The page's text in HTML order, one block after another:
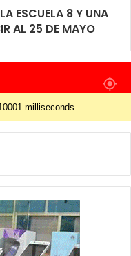
ESCUELA 8 Y UNA
AL 25 DE MAYO
milliseconds